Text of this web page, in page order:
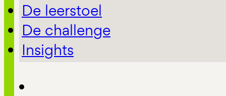
De leerstoel
De challenge
Insights